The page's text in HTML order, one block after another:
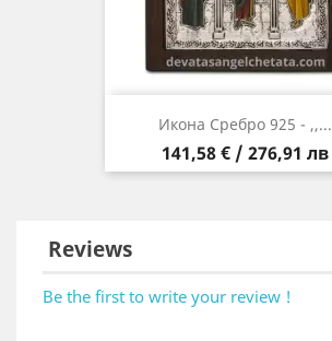
Икона Сребро 925 - ,,...
Цена
141,58 € / 276,91 лв
Reviews
Be the first to write your review !